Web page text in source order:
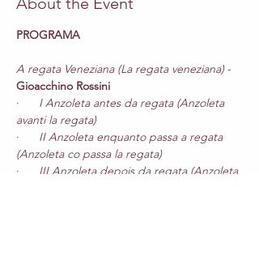
PROGRAMA
A regata Veneziana (La regata veneziana) -
Gioacchino Rossini
· I Anzoleta antes da regata (Anzoleta
avanti la regata)
· II Anzoleta enquanto passa a regata
(Anzoleta co passa la regata)
· III Anzoleta depois da regata (Anzoleta